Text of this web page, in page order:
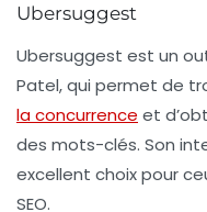
Ubersuggest
Ubersuggest est un
Patel, qui permet de
la concurrence et
des mots-clés. Son
excellent choix pour
SEO.